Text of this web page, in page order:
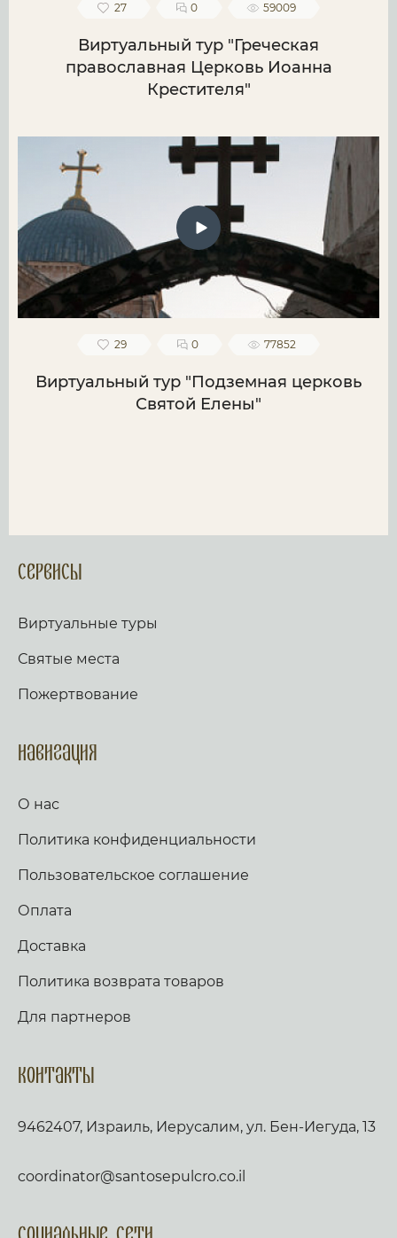
27 0 59009
Виртуальный тур "Греческая
православная Церковь Иоанна
Крестителя"
29 0 77852
Виртуальный тур "Подземная церковь
Святой Елены"
Сервисы
Виртуальные туры
Святые места
Пожертвование
Навигация
О нас
Политика конфиденциальности
Пользовательское соглашение
Оплата
Доставка
Политика возврата товаров
Для партнеров
Контакты
9462407, Израиль, Иерусалим, ул. Бен-Иегуда, 13
coordinator@santosepulcro.co.il